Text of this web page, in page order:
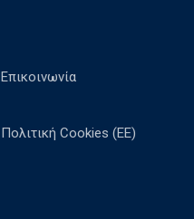
Επικοινωνία
Πολιτική Cookies (ΕΕ)